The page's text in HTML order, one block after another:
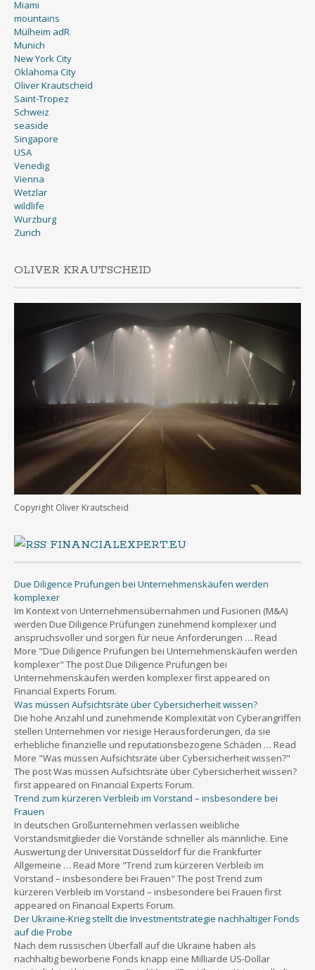
Miami
mountains
Mülheim adR
Munich
New York City
Oklahoma City
Oliver Krautscheid
Saint-Tropez
Schweiz
seaside
Singapore
USA
Venedig
Vienna
Wetzlar
wildlife
Wurzburg
Zurich
OLIVER KRAUTSCHEID
Copyright Oliver Krautscheid
FINANCIALEXPERT.EU
Due Diligence Prüfungen bei Unternehmenskäufen werden
komplexer
Im Kontext von Unternehmensübernahmen und Fusionen (M&A)
werden Due Diligence Prüfungen zunehmend komplexer und
anspruchsvoller und sorgen für neue Anforderungen … Read
More "Due Diligence Prüfungen bei Unternehmenskäufen werden
komplexer" The post Due Diligence Prüfungen bei
Unternehmenskäufen werden komplexer first appeared on
Financial Experts Forum.
Was müssen Aufsichtsräte über Cybersicherheit wissen?
Die hohe Anzahl und zunehmende Komplexität von Cyberangriffen
stellen Unternehmen vor riesige Herausforderungen, da sie
erhebliche finanzielle und reputationsbezogene Schäden … Read
More "Was müssen Aufsichtsräte über Cybersicherheit wissen?"
The post Was müssen Aufsichtsräte über Cybersicherheit wissen?
first appeared on Financial Experts Forum.
Trend zum kürzeren Verbleib im Vorstand – insbesondere bei
Frauen
In deutschen Großunternehmen verlassen weibliche
Vorstandsmitglieder die Vorstände schneller als männliche. Eine
Auswertung der Universität Düsseldorf für die Frankfurter
Allgemeine … Read More "Trend zum kürzeren Verbleib im
Vorstand – insbesondere bei Frauen" The post Trend zum
kürzeren Verbleib im Vorstand – insbesondere bei Frauen first
appeared on Financial Experts Forum.
Der Ukraine-Krieg stellt die Investmentstrategie nachhaltiger Fonds
auf die Probe
Nach dem russischen Überfall auf die Ukraine haben als
nachhaltig beworbene Fonds knapp eine Milliarde US-Dollar